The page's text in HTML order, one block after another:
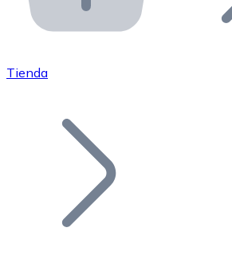
Integra nuestra API en tu
Únete a nuestra red de
Añade tu proyecto a nuestro
Tienda